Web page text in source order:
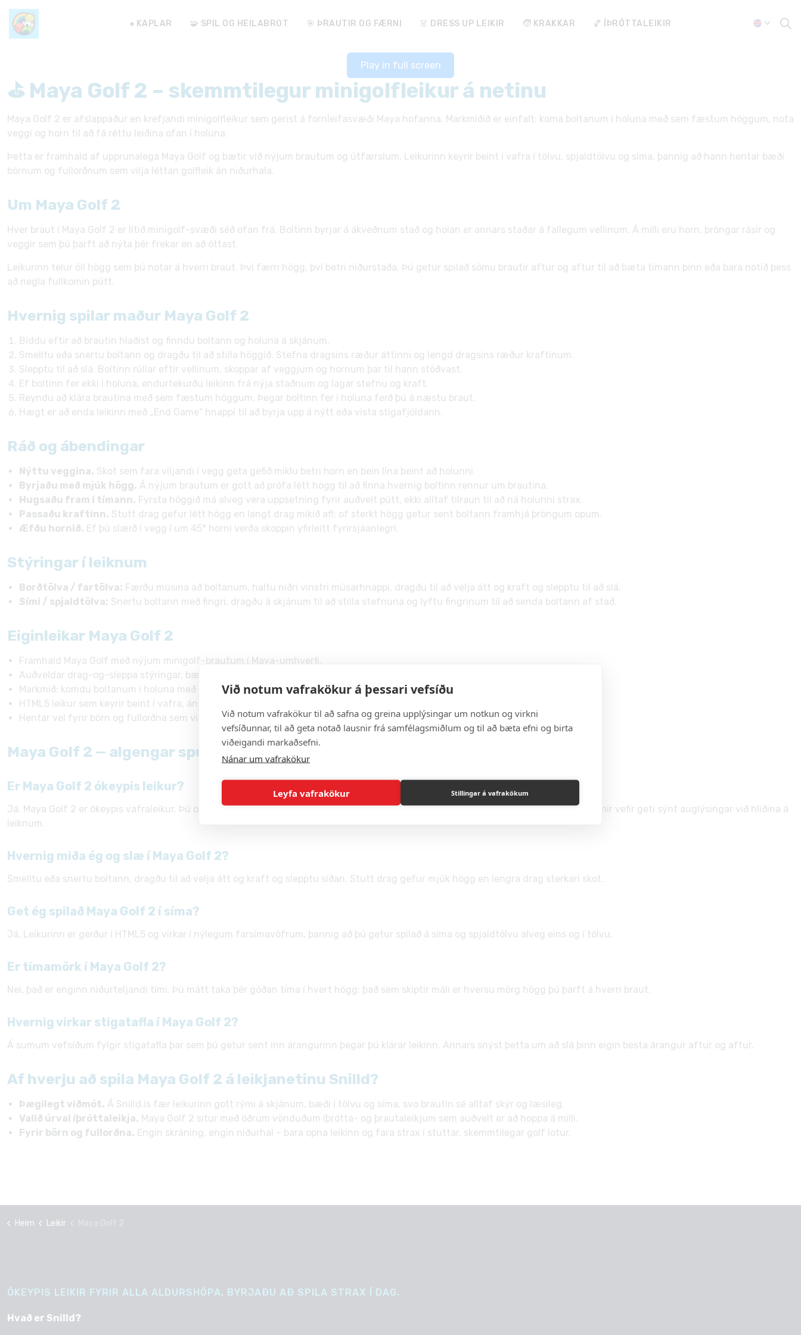
Við notum vafrakökur á þessari vefsíðu
Við notum vafrakökur til að safna og greina upplýsingar um notkun og virkni
vefsíðunnar, til að geta notað lausnir frá samfélagsmiðlum og til að bæta efni og birta
viðeigandi markaðsefni.
Nánar um vafrakökur
Leyfa vafrakökur Stillingar á vafrakökum
♠️ KAPLAR 🧩 SPIL OG HEILABROT 🎯 ÞRAUTIR OG FÆRNI 👗 DRESS UP LEIKIR 🧒 KRAKKAR 🏀 ÍÞRÓTTALEIKIR
Play in full screen
⛳ Maya Golf 2 – skemmtilegur minigolfleikur á netinu
Maya Golf 2 er afslappaður en krefjandi minigolfleikur sem gerist á fornleifasvæði Maya hofanna. Markmiðið er einfalt: koma boltanum í holuna með sem fæstum höggum, nota
veggi og horn til að fá réttu leiðina ofan í holuna.
Þetta er framhald af upprunalega Maya Golf og bætir við nýjum brautum og útfærslum. Leikurinn keyrir beint í vafra í tölvu, spjaldtölvu og síma, þannig að hann hentar bæði
börnum og fullorðnum sem vilja léttan golfleik án niðurhala.
Um Maya Golf 2
Hver braut í Maya Golf 2 er lítið minigolf-svæði séð ofan frá. Boltinn byrjar á ákveðnum stað og holan er annars staðar á fallegum vellinum. Á milli eru horn, þröngar rásir og
veggir sem þú þarft að nýta þér frekar en að óttast.
Leikurinn telur öll högg sem þú notar á hverri braut. Því færri högg, því betri niðurstaða. Þú getur spilað sömu brautir aftur og aftur til að bæta tímann þinn eða bara notið þess
að negla fullkomin pútt.
Hvernig spilar maður Maya Golf 2
Bíddu eftir að brautin hlaðist og finndu boltann og holuna á skjánum.
Smelltu eða snertu boltann og dragðu til að stilla höggið. Stefna dragsins ræður áttinni og lengd dragsins ræður kraftinum.
Slepptu til að slá. Boltinn rúllar eftir vellinum, skoppar af veggjum og hornum þar til hann stöðvast.
Ef boltinn fer ekki í holuna, endurtekurðu leikinn frá nýja staðnum og lagar stefnu og kraft.
Reyndu að klára brautina með sem fæstum höggum. Þegar boltinn fer í holuna ferð þú á næstu braut.
Hægt er að enda leikinn með „End Game“ hnappi til að byrja upp á nýtt eða vista stigafjöldann.
Ráð og ábendingar
Nýttu veggina. Skot sem fara viljandi í vegg geta gefið miklu betri horn en bein lína beint að holunni.
Byrjaðu með mjúk högg. Á nýjum brautum er gott að prófa létt högg til að finna hvernig boltinn rennur um brautina.
Hugsaðu fram í tímann. Fyrsta höggið má alveg vera uppsetning fyrir auðvelt pútt, ekki alltaf tilraun til að ná holunni strax.
Passaðu kraftinn. Stutt drag gefur létt högg en langt drag mikið afl; of sterkt högg getur sent boltann framhjá þröngum opum.
Æfðu hornið. Ef þú slærð í vegg í um 45° horni verða skoppin yfirleitt fyrirsjáanlegri.
Stýringar í leiknum
Borðtölva / fartölva: Færðu músina að boltanum, haltu niðri vinstri músarhnappi, dragðu til að velja átt og kraft og slepptu til að slá.
Sími / spjaldtölva: Snertu boltann með fingri, dragðu á skjánum til að stilla stefnuna og lyftu fingrinum til að senda boltann af stað.
Eiginleikar Maya Golf 2
Framhald Maya Golf með nýjum minigolf-brautum í Maya-umhverfi.
Auðveldar drag-og-sleppa stýringar, bæði fyrir mús og snertiskjá.
Markmið: komdu boltanum í holuna með sem fæstum höggum.
HTML5 leikur sem keyrir beint í vafra, án niðurhala eða uppsetningar.
Hentar vel fyrir börn og fullorðna sem vilja stuttar, afslappaðar golflotur.
Maya Golf 2 — algengar spurningar
Er Maya Golf 2 ókeypis leikur?
Já. Maya Golf 2 er ókeypis vafraleikur. Þú opnar hann beint í vafranum án þess að þurfa að setja upp forrit eða stofna aðgang, þó sumir vefir geti sýnt auglýsingar við hliðina á
leiknum.
Hvernig miða ég og slæ í Maya Golf 2?
Smelltu eða snertu boltann, dragðu til að velja átt og kraft og slepptu síðan. Stutt drag gefur mjúk högg en lengra drag sterkari skot.
Get ég spilað Maya Golf 2 í síma?
Já. Leikurinn er gerður í HTML5 og virkar í nýlegum farsímavöfrum, þannig að þú getur spilað á síma og spjaldtölvu alveg eins og í tölvu.
Er tímamörk í Maya Golf 2?
Nei, það er enginn niðurteljandi tími. Þú mátt taka þér góðan tíma í hvert högg; það sem skiptir máli er hversu mörg högg þú þarft á hverri braut.
Hvernig virkar stigatafla í Maya Golf 2?
Á sumum vefsíðum fylgir stigatafla þar sem þú getur sent inn árangurinn þegar þú klárar leikinn. Annars snýst þetta um að slá þinn eigin besta árangur aftur og aftur.
Af hverju að spila Maya Golf 2 á leikjanetinu Snilld?
Þægilegt viðmót. Á Snilld.is fær leikurinn gott rými á skjánum, bæði í tölvu og síma, svo brautin sé alltaf skýr og læsileg.
Valið úrval íþróttaleikja. Maya Golf 2 situr með öðrum vönduðum íþrótta- og þrautaleikjum sem auðvelt er að hoppa á milli.
Fyrir börn og fullorðna. Engin skráning, engin niðurhal – bara opna leikinn og fara strax í stuttar, skemmtilegar golf lotur.
Heim Leikir
ÓKEYPIS LEIKIR FYRIR ALLA ALDURSHÓPA, BYRJAÐU AÐ SPILA STRAX Í DAG.
Hvað er Snilld?